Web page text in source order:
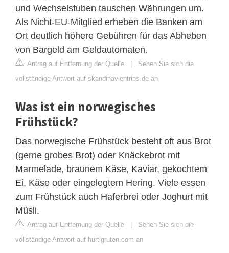
und Wechselstuben tauschen Währungen um.
Als Nicht-EU-Mitglied erheben die Banken am
Ort deutlich höhere Gebühren für das Abheben
von Bargeld am Geldautomaten.
Antrag auf Entfernung der Quelle | Sehen Sie sich die
vollständige Antwort auf skandinavientrips.de an
Was ist ein norwegisches
Frühstück?
Das norwegische Frühstück besteht oft aus Brot
(gerne grobes Brot) oder Knäckebrot mit
Marmelade, braunem Käse, Kaviar, gekochtem
Ei, Käse oder eingelegtem Hering. Viele essen
zum Frühstück auch Haferbrei oder Joghurt mit
Müsli.
Antrag auf Entfernung der Quelle | Sehen Sie sich die
vollständige Antwort auf hurtigruten.com an